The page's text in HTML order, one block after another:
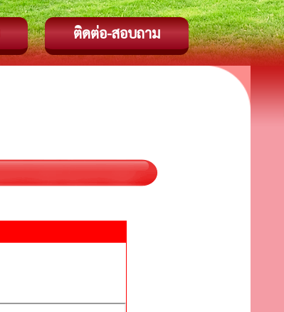
ติดต่อ-สอบถาม